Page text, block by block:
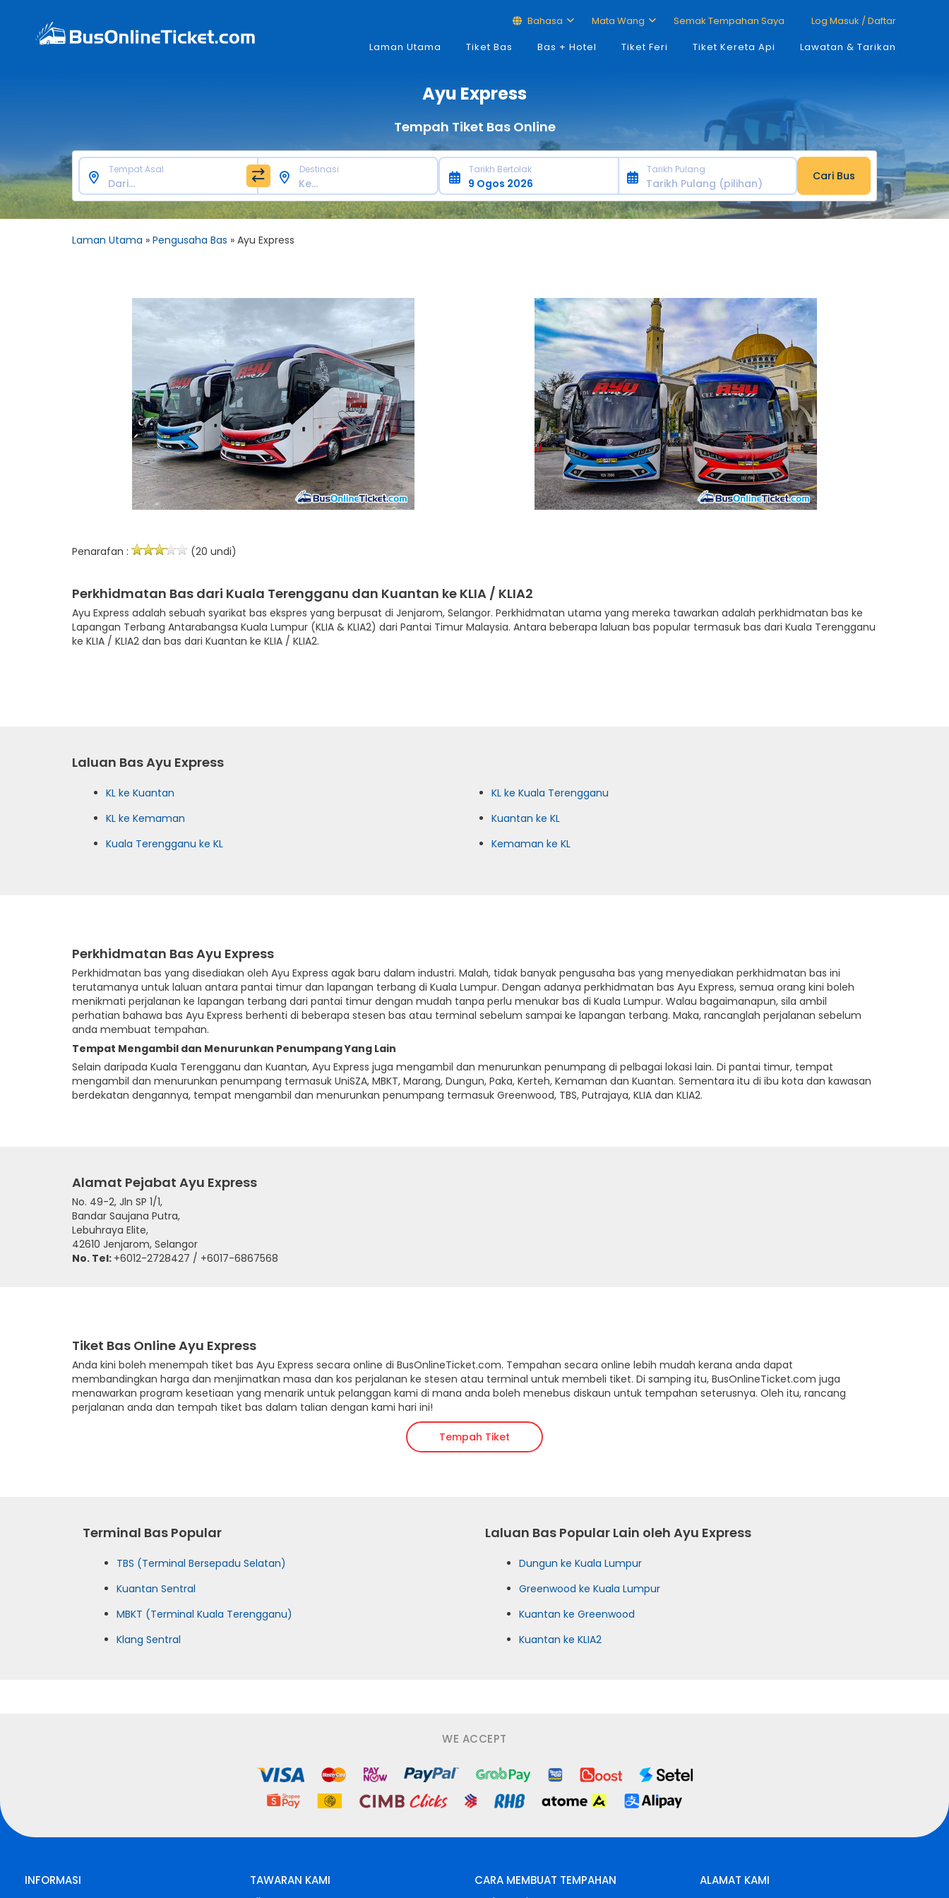
Bahasa Mata Wang Semak Tempahan Saya
Log Masuk / Daftar
Laman Utama
Tiket Bas Bas + Hotel Tiket Feri Tiket Kereta Api Lawatan & Tarikan
Ayu Express
Tempah Tiket Bas Online
Tempat Asal Destinasi Tarikh Bertolak Tarikh Pulang
Laman Utama » Pengusaha Bas » Ayu Express
Penarafan : (20 undi)
Perkhidmatan Bas dari Kuala Terengganu dan Kuantan ke KLIA / KLIA2
Ayu Express adalah sebuah syarikat bas ekspres yang berpusat di Jenjarom, Selangor. Perkhidmatan utama yang mereka tawarkan adalah perkhidmatan bas ke
Lapangan Terbang Antarabangsa Kuala Lumpur (KLIA & KLIA2) dari Pantai Timur Malaysia. Antara beberapa laluan bas popular termasuk bas dari Kuala Terengganu
ke KLIA / KLIA2 dan bas dari Kuantan ke KLIA / KLIA2.
Laluan Bas Ayu Express
KL ke Kuantan
KL ke Kuala Terengganu
KL ke Kemaman
Kuantan ke KL
Kuala Terengganu ke KL
Kemaman ke KL
Perkhidmatan Bas Ayu Express
Perkhidmatan bas yang disediakan oleh Ayu Express agak baru dalam industri. Malah, tidak banyak pengusaha bas yang menyediakan perkhidmatan bas ini
terutamanya untuk laluan antara pantai timur dan lapangan terbang di Kuala Lumpur. Dengan adanya perkhidmatan bas Ayu Express, semua orang kini boleh
menikmati perjalanan ke lapangan terbang dari pantai timur dengan mudah tanpa perlu menukar bas di Kuala Lumpur. Walau bagaimanapun, sila ambil
perhatian bahawa bas Ayu Express berhenti di beberapa stesen bas atau terminal sebelum sampai ke lapangan terbang. Maka, rancanglah perjalanan sebelum
anda membuat tempahan.
Tempat Mengambil dan Menurunkan Penumpang Yang Lain
Selain daripada Kuala Terengganu dan Kuantan, Ayu Express juga mengambil dan menurunkan penumpang di pelbagai lokasi lain. Di pantai timur, tempat
mengambil dan menurunkan penumpang termasuk UniSZA, MBKT, Marang, Dungun, Paka, Kerteh, Kemaman dan Kuantan. Sementara itu di ibu kota dan kawasan
berdekatan dengannya, tempat mengambil dan menurunkan penumpang termasuk Greenwood, TBS, Putrajaya, KLIA dan KLIA2.
Alamat Pejabat Ayu Express
No. 49-2, Jln SP 1/1,
Bandar Saujana Putra,
Lebuhraya Elite,
42610 Jenjarom, Selangor
No. Tel: +6012-2728427 / +6017-6867568
Tiket Bas Online Ayu Express
Anda kini boleh menempah tiket bas Ayu Express secara online di BusOnlineTicket.com. Tempahan secara online lebih mudah kerana anda dapat
membandingkan harga dan menjimatkan masa dan kos perjalanan ke stesen atau terminal untuk membeli tiket. Di samping itu, BusOnlineTicket.com juga
menawarkan program kesetiaan yang menarik untuk pelanggan kami di mana anda boleh menebus diskaun untuk tempahan seterusnya. Oleh itu, rancang
perjalanan anda dan tempah tiket bas dalam talian dengan kami hari ini!
Tempah Tiket
Terminal Bas Popular
TBS (Terminal Bersepadu Selatan)
Kuantan Sentral
MBKT (Terminal Kuala Terengganu)
Klang Sentral
Laluan Bas Popular Lain oleh Ayu Express
Dungun ke Kuala Lumpur
Greenwood ke Kuala Lumpur
Kuantan ke Greenwood
Kuantan ke KLIA2
WE ACCEPT
INFORMASI TAWARAN KAMI CARA MEMBUAT TEMPAHAN ALAMAT KAMI